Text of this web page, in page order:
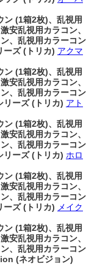
ン (1箱2枚)、乱視用
安乱視用カラコン、
、乱視用カラーコン
ーズ (トリカ) アクマ
ン (1箱2枚)、乱視用
安乱視用カラコン、
、乱視用カラーコン
リーズ (トリカ) アト
ン (1箱2枚)、乱視用
安乱視用カラコン、
、乱視用カラーコン
リーズ (トリカ) ホロ
ン (1箱2枚)、乱視用
安乱視用カラコン、
、乱視用カラーコン
ーズ (トリカ) メイク
ン (1箱2枚)、乱視用
安乱視用カラコン、
、乱視用カラーコン
(ネオビジョン)